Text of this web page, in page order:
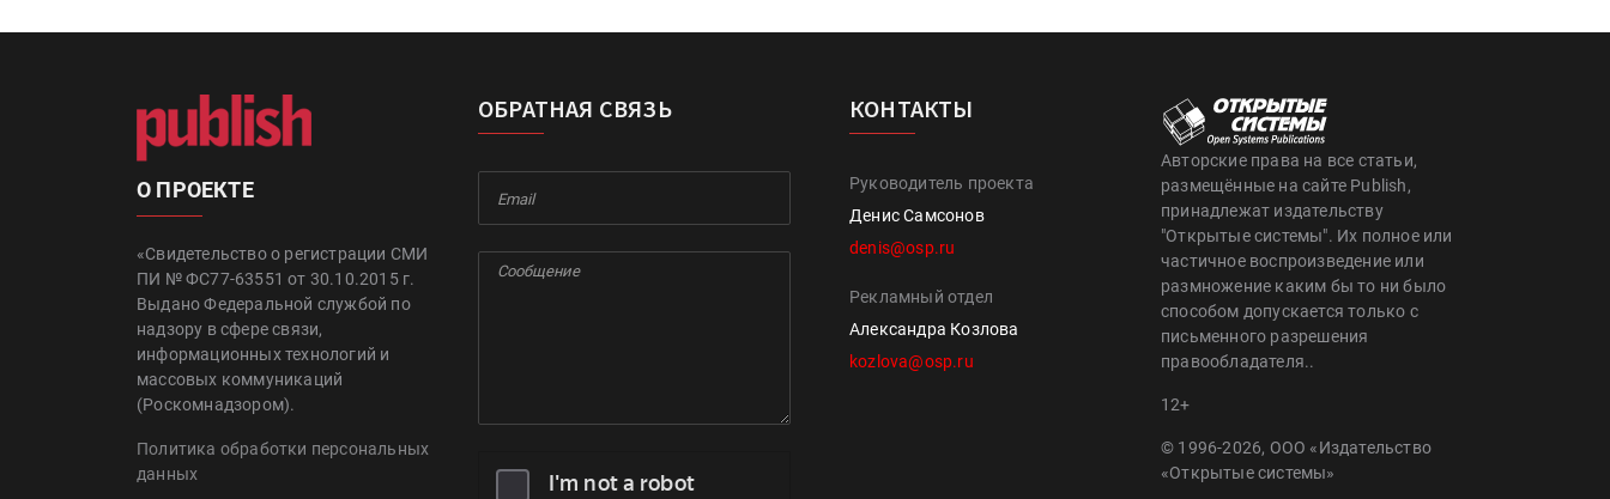
О ПРОЕКТЕ
«Свидетельство о регистрации СМИ
ПИ № ФС77-63551 от 30.10.2015 г.
Выдано Федеральной службой по
надзору в сфере связи,
информационных технологий и
массовых коммуникаций
(Роскомнадзором).
Политика обработки персональных
данных
ОБРАТНАЯ СВЯЗЬ КОНТАКТЫ
Руководитель проекта
Денис Самсонов
denis@osp.ru
Рекламный отдел
Александра Козлова
kozlova@osp.ru
Авторские права на все статьи,
размещённые на сайте Publish,
принадлежат издательству
"Открытые системы". Их полное или
частичное воспроизведение или
размножение каким бы то ни было
способом допускается только с
письменного разрешения
правообладателя..
12+
© 1996-2026, ООО «Издательство
«Открытые системы»